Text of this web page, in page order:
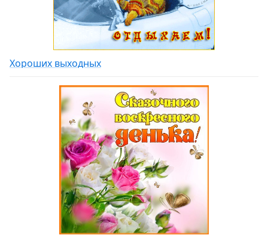
Хороших выходных